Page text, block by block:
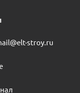
stroy.ru